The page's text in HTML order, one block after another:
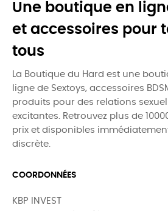
Une boutique en
et accessoires pour
tous
La Boutique du Hard est une
ligne de Sextoys, accessoires
produits pour des relations
excitantes. Retrouvez plus de
prix et disponibles
discrète.
COORDONNÉES
KBP INVEST